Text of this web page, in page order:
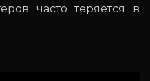
часто теряется в